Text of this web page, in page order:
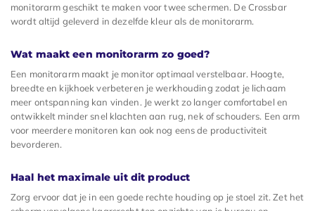
monitorarm geschikt te maken voor twee schermen. De Crossbar
wordt altijd geleverd in dezelfde kleur als de monitorarm.
Wat maakt een monitorarm zo goed?
Een monitorarm maakt je monitor optimaal verstelbaar. Hoogte,
breedte en kijkhoek verbeteren je werkhouding zodat je lichaam
meer ontspanning kan vinden. Je werkt zo langer comfortabel en
ontwikkelt minder snel klachten aan rug, nek of schouders. Een arm
voor meerdere monitoren kan ook nog eens de productiviteit
bevorderen.
Haal het maximale uit dit product
Zorg ervoor dat je in een goede rechte houding op je stoel zit. Zet het